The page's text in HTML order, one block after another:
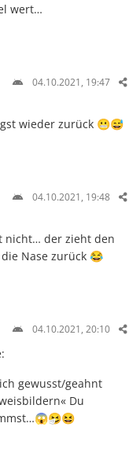
wert…
04.10.2021, 19:47
wieder zurück 😬😅
04.10.2021, 19:48
nicht… der zieht den
Nase zurück 😂
04.10.2021, 20:10
gewusst/geahnt
Du